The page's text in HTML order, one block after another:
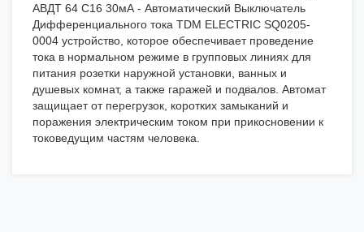
АВДТ 64 C16 30мА - Автоматический Выключатель
Дифференциального тока TDM ELECTRIC SQ0205-
0004 устройство, которое обеспечивает проведение
тока в нормальном режиме в групповых линиях для
питания розетки наружной установки, ванных и
душевых комнат, а также гаражей и подвалов. Автомат
защищает от перегрузок, коротких замыканий и
поражения электрическим током при прикосновении к
токоведущим частям человека.